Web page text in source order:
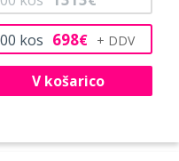
kos 698€
V košarico